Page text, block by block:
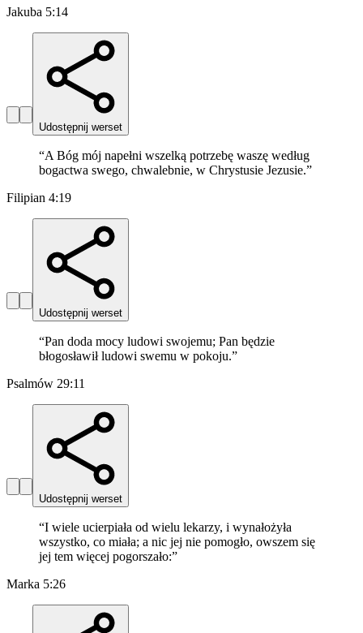
Jakuba 5:14
Udostępnij werset
“A Bóg mój napełni wszelką potrzebę waszę według
bogactwa swego, chwalebnie, w Chrystusie Jezusie.”
Filipian 4:19
Udostępnij werset
“Pan doda mocy ludowi swojemu; Pan będzie
błogosławił ludowi swemu w pokoju.”
Psalmów 29:11
Udostępnij werset
“I wiele ucierpiała od wielu lekarzy, i wynałożyła
wszystko, co miała; a nic jej nie pomogło, owszem się
jej tem więcej pogorszało:”
Marka 5:26